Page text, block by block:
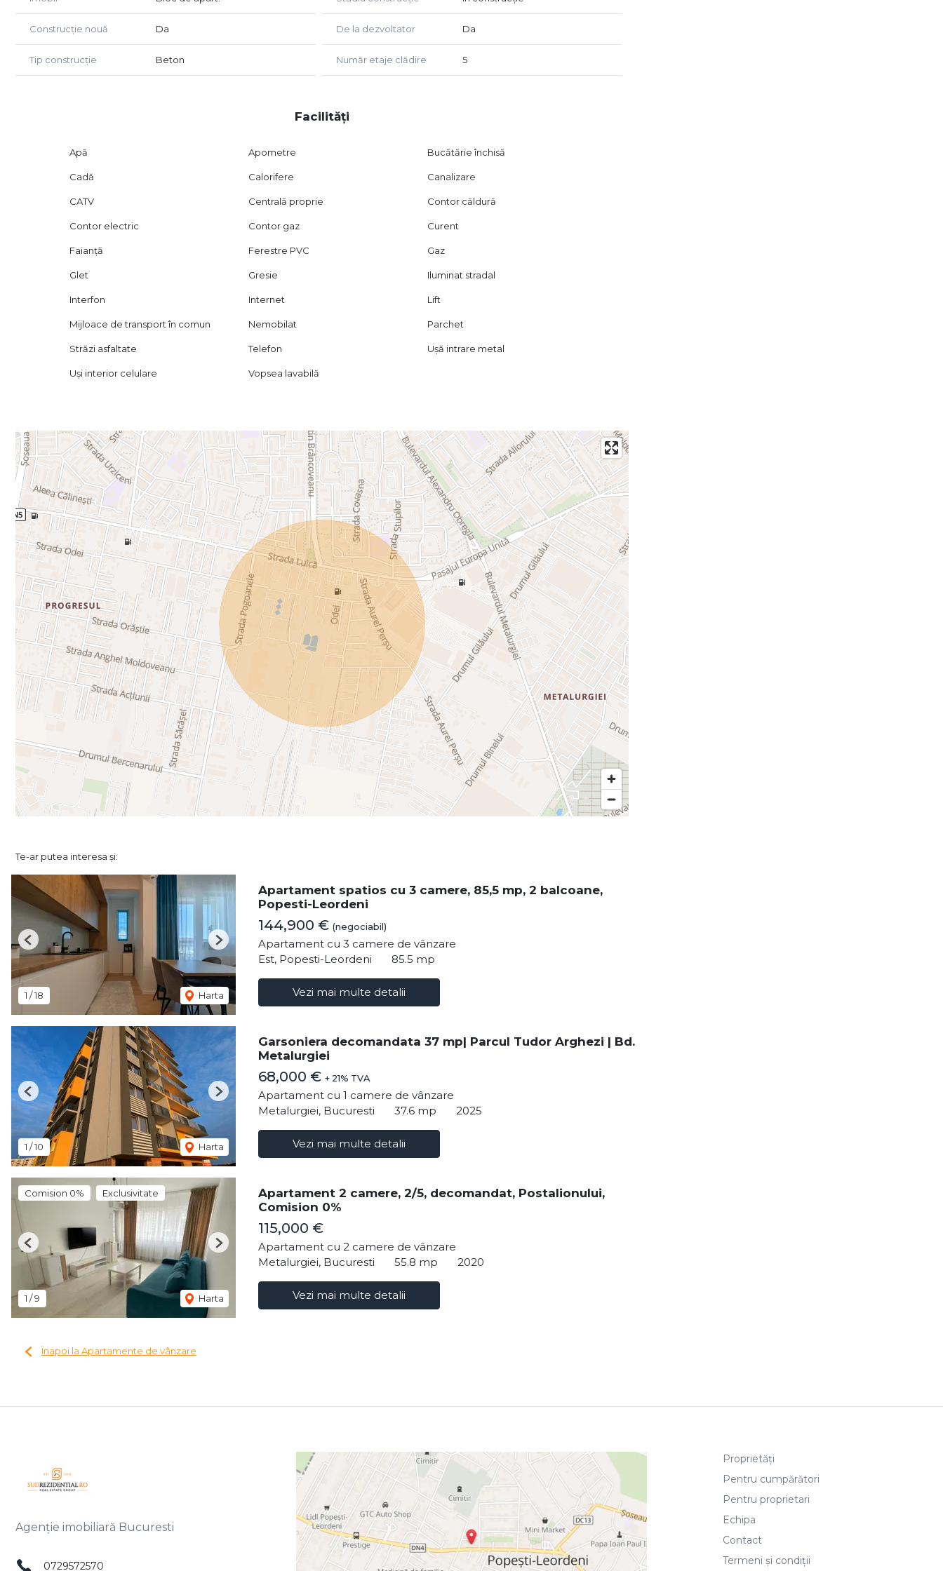
Construcție nouă Da De la dezvoltator Da
Tip construcție Beton Număr etaje clădire 5
Facilități
Apă Apometre Bucătărie închisă
Cadă Calorifere Canalizare
CATV Centrală proprie Contor căldură
Contor electric Contor gaz Curent
Faianță Ferestre PVC Gaz
Glet Gresie Iluminat stradal
Interfon Internet Lift
Mijloace de transport în comun Nemobilat Parchet
Străzi asfaltate Telefon Ușă intrare metal
Uși interior celulare Vopsea lavabilă
Te-ar putea interesa și:
1 /18 Harta
Previous Next
Apartament spatios cu 3 camere, 85,5 mp, 2 balcoane,
Popesti-Leordeni
144,900 € (negociabil)
Apartament cu 3 camere de vânzare
Est, Popesti-Leordeni
85.5 mp
Vezi mai multe detalii
1 /10 Harta
Previous Next
Garsoniera decomandata 37 mp| Parcul Tudor Arghezi | Bd.
Metalurgiei
68,000 € + 21% TVA
Apartament cu 1 camere de vânzare
Metalurgiei, Bucuresti
37.6 mp 2025
Vezi mai multe detalii
Comision 0% Exclusivitate
1 /9 Harta
Previous Next
Apartament 2 camere, 2/5, decomandat, Postalionului,
Comision 0%
115,000 €
Apartament cu 2 camere de vânzare
Metalurgiei, Bucuresti
55.8 mp 2020
Vezi mai multe detalii
Înapoi la Apartamente de vânzare
Agenție imobiliară Bucuresti
0729572570
Proprietăți
Pentru cumpărători
Pentru proprietari
Echipa
Contact
Termeni și condiții